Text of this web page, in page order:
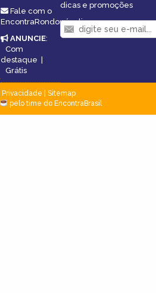
Fale com o
EncontraRondonópolis
ANUNCIE:
Com
destaque
Grátis
dicas e promoções
Privacidade
Sitemap
pelo time do EncontraBrasil